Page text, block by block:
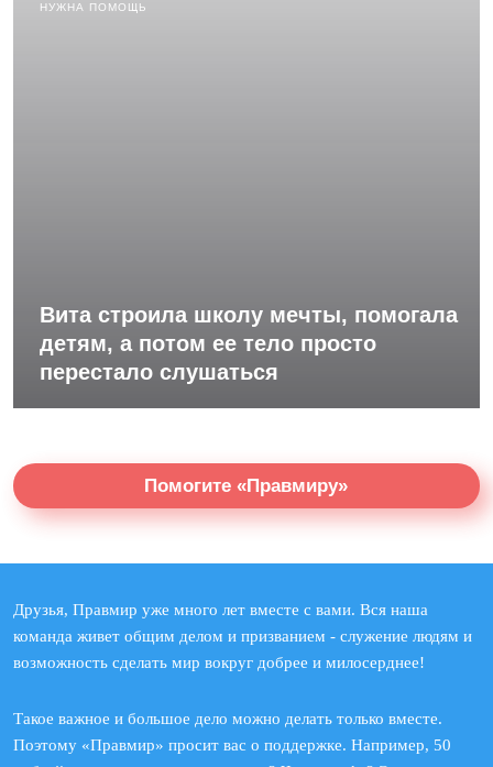
НУЖНА ПОМОЩЬ
Вита строила школу мечты, помогала
детям, а потом ее тело просто
перестало слушаться
Помогите «Правмиру»
Друзья, Правмир уже много лет вместе с вами. Вся наша
команда живет общим делом и призванием - служение людям и
возможность сделать мир вокруг добрее и милосерднее!
Такое важное и большое дело можно делать только вместе.
Поэтому «Правмир» просит вас о поддержке. Например, 50